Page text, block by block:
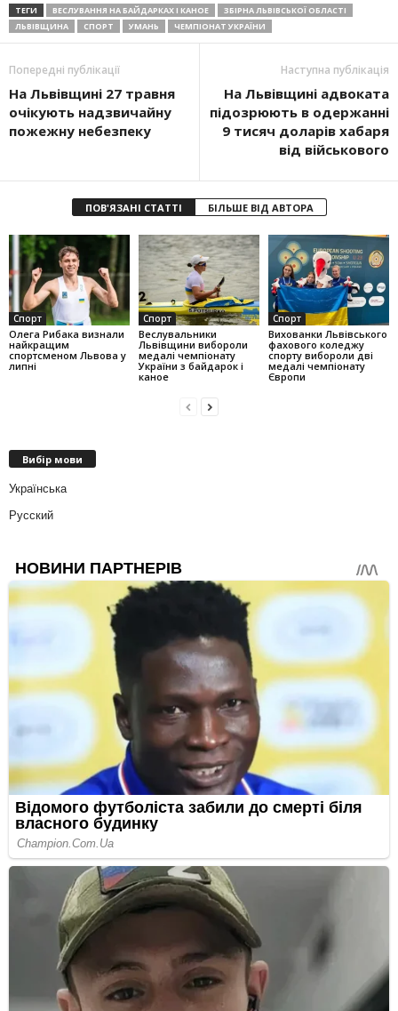
ТЕГИ ВЕСЛУВАННЯ НА БАЙДАРКАХ І КАНОЕ
ЗБІРНА ЛЬВІВСЬКОЇ ОБЛАСТІ
ЛЬВІВЩИНА
СПОРТ УМАНЬ ЧЕМПІОНАТ УКРАЇНИ
Попередні публікації
На Львівщині 27 травня
очікують надзвичайну
пожежну небезпеку
Наступна публікація
На Львівщині адвоката
підозрюють в одержанні
9 тисяч доларів хабаря
від військового
ПОВ'ЯЗАНІ СТАТТІ БІЛЬШЕ ВІД АВТОРА
Спорт
Олега Рибака визнали
найкращим
спортсменом Львова у
липні
Спорт
Веслувальники
Львівщини вибороли
медалі чемпіонату
України з байдарок і
каное
Спорт
Вихованки Львівського
фахового коледжу
спорту вибороли дві
медалі чемпіонату
Європи
Вибір мови
Українська
Русский